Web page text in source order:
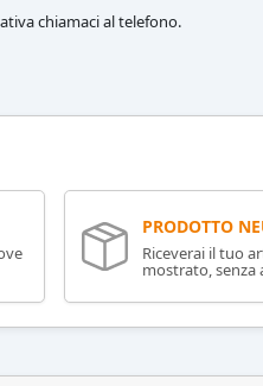
chiamaci al telefono.
PRODOTTO
Riceverai il tuo
mostrato, senza